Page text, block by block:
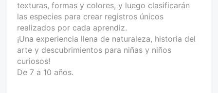
texturas, formas y colores, y luego clasificarán
las especies para crear registros únicos
realizados por cada aprendiz.
¡Una experiencia llena de naturaleza, historia del
arte y descubrimientos para niñas y niños
curiosos!
De 7 a 10 años.